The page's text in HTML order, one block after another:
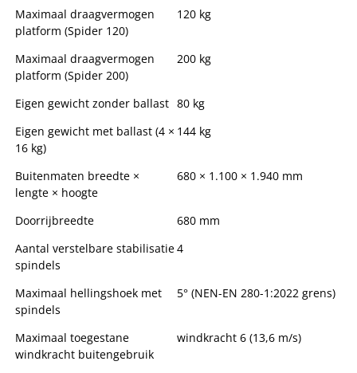
Maximaal draagvermogen
platform (Spider 120)
120 kg
Maximaal draagvermogen
platform (Spider 200)
200 kg
Eigen gewicht zonder ballast 80 kg
Eigen gewicht met ballast (4 ×
16 kg)
144 kg
Buitenmaten breedte ×
lengte × hoogte
680 × 1.100 × 1.940 mm
Doorrijbreedte
680 mm
Aantal verstelbare stabilisatie
spindels
4
Maximaal hellingshoek met
spindels
5° (NEN-EN 280-1:2022 grens)
Maximaal toegestane
windkracht buitengebruik
windkracht 6 (13,6 m/s)